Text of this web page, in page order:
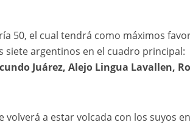
50, el cual tendrá como máximos
siete argentinos en el cuadro principal:
Juárez, Alejo Lingua Lavallen,
a estar volcada con los suyos